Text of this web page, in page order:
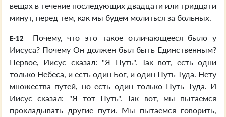
вещах в течение последующих двадцати или тридцати
минут, перед тем, как мы будем молиться за больных.
E-12
Почему, что это такое отличающееся было у
Иисуса? Почему Он должен был быть Единственным?
Первое, Иисус сказал: "Я Путь". Так вот, есть одни
только Небеса, и есть один Бог, и один Путь Туда. Нету
множества путей, но есть один только Путь Туда. И
Иисус сказал: "Я тот Путь". Так вот, мы пытаемся
прокладывать другие пути. Мы пытаемся говорить,